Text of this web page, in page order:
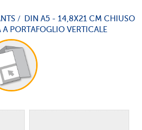
/ DIN A5 - 14,8X21 CM CHIUSO
PORTAFOGLIO VERTICALE